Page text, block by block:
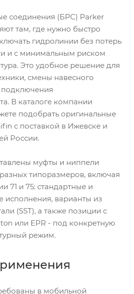
соединения (БРС) Parker
там, где нужно быстро
гидролинии без потерь
и с минимальным риском
Это удобное решение для
смены навесного
В каталоге компании
подобрать оригинальные
с поставкой в Ижевске и
России.
муфты и ниппели
типоразмеров, включая
71 и 75: стандартные и
исполнения, варианты из
(SST), а также позиции с
или EPR - под конкретную
режим.
в мобильной